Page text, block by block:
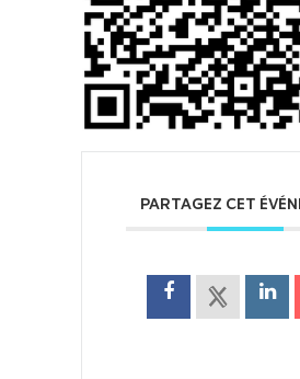
PARTAGEZ CET